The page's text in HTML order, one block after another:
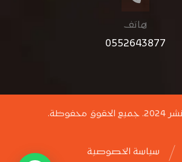
هاتف
0552643877
محفوظة.
سياسة الخصوصية